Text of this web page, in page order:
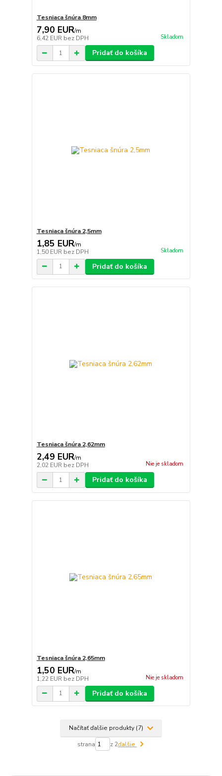
Tesniaca šnúra 8mm
7,90 EUR/m
6,42 EUR bez DPH Skladom
Pridať do košíka
Tesniaca šnúra 2,5mm
1,85 EUR/m
1,50 EUR bez DPH Skladom
Pridať do košíka
Tesniaca šnúra 2,62mm
2,49 EUR/m
2,02 EUR bez DPH Nie je skladom
Pridať do košíka
Tesniaca šnúra 2,65mm
1,50 EUR/m
1,22 EUR bez DPH Nie je skladom
Pridať do košíka
Načítať ďalšie produkty (7)
strana z 2ďalšie